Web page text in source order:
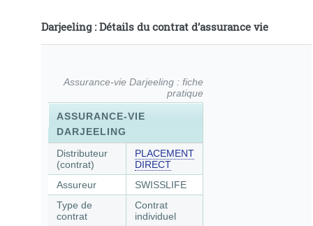
Darjeeling : Détails du contrat d’assurance vie
Assurance-vie Darjeeling : fiche
pratique
ASSURANCE-VIE
DARJEELING
Distributeur
(contrat)
PLACEMENT
DIRECT
Assureur
SWISSLIFE
Type de
contrat
Contrat
individuel